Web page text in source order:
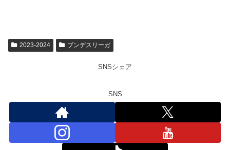
2023-2024 ブンデスリーガ
SNSシェア
SNS